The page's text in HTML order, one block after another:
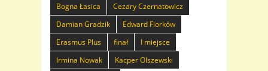
Bogna Łasica
Cezary Czernatowicz
Damian Gradzik
Edward Florków
Erasmus Plus
finał
I miejsce
Irmina Nowak
Kacper Olszewski